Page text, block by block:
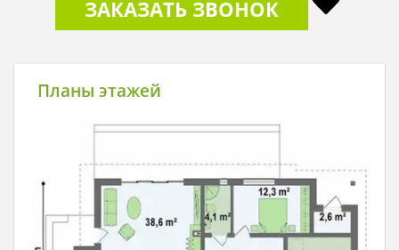
ЗАКАЗАТЬ ЗВОНОК
Планы этажей